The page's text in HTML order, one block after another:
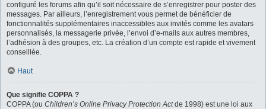
configuré les forums afin qu’il soit nécessaire de s’enregistrer pour poster des
messages. Par ailleurs, l’enregistrement vous permet de bénéficier de
fonctionnalités supplémentaires inaccessibles aux invités comme les avatars
personnalisés, la messagerie privée, l’envoi d’e-mails aux autres membres,
l’adhésion à des groupes, etc. La création d’un compte est rapide et vivement
conseillée.
Haut
Que signifie COPPA ?
COPPA (ou Children’s Online Privacy Protection Actde 1998) est une loi aux